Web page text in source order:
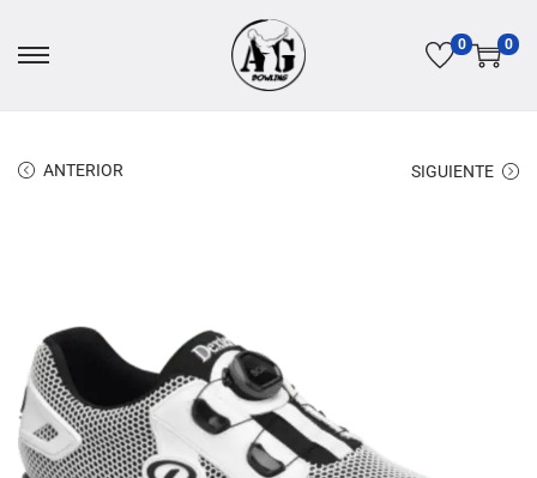
0 0
ANTERIOR SIGUIENTE